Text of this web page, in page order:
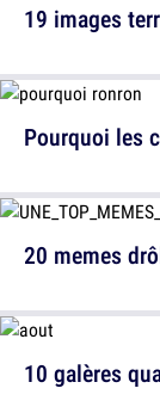
19 images
20 memes
Pourquoi les
10 galères